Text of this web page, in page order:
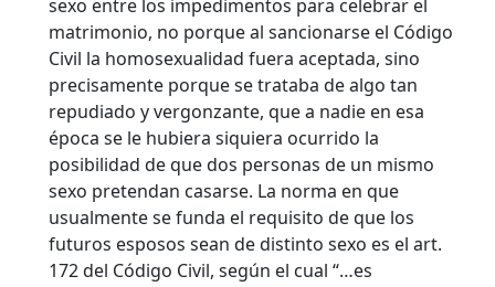
sexo entre los impedimentos para celebrar el
matrimonio, no porque al sancionarse el Código
Civil la homosexualidad fuera aceptada, sino
precisamente porque se trataba de algo tan
repudiado y vergonzante, que a nadie en esa
época se le hubiera siquiera ocurrido la
posibilidad de que dos personas de un mismo
sexo pretendan casarse. La norma en que
usualmente se funda el requisito de que los
futuros esposos sean de distinto sexo es el art.
172 del Código Civil, según el cual “…es